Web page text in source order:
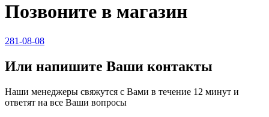
Позвоните в магазин
281-08-08
Или напишите Ваши контакты
Наши менеджеры свяжутся с Вами в течение 12 минут и
ответят на все Ваши вопросы